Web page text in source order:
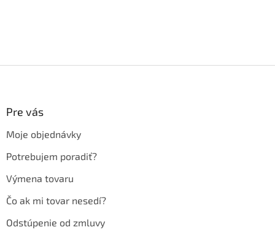
Pre vás
Moje objednávky
Potrebujem poradiť?
Výmena tovaru
Čo ak mi tovar nesedí?
Odstúpenie od zmluvy